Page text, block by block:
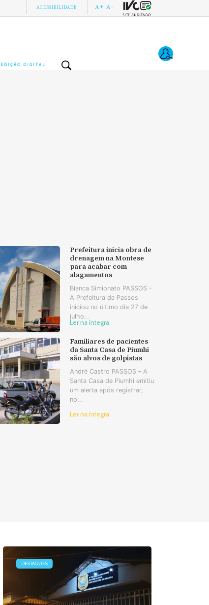
ACESSIBILIDADE A+ A-
EDIÇÃO DIGITAL
Prefeitura inicia obra de
drenagem na Montese
para acabar com
alagamentos
Bianca Simionato PASSOS -
A Prefeitura de Passos
iniciou no último dia 27 de
julho...
Ler na íntegra
Familiares de pacientes
da Santa Casa de Piumhi
são alvos de golpistas
André Castro PASSOS – A
Santa Casa de Piumhi emitiu
um alerta após registrar,
no...
Ler na íntegra
DESTAQUES